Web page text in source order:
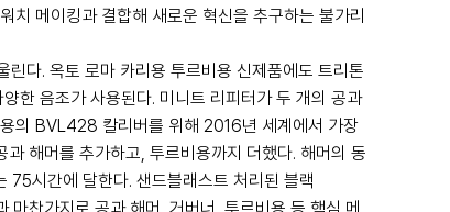
치 메이킹과 결합해 새로운 혁신을 추구하는 불가리
다. 옥토 로마 카리용 투르비용 신제품에도 트리톤
한 음조가 사용된다. 미니트 리피터가 두 개의 공과
의 BVL428 칼리버를 위해 2016년 세계에서 가장
해머를 추가하고, 투르비용까지 더했다. 해머의 동
시간에 달한다. 샌드블래스트 처리된 블랙